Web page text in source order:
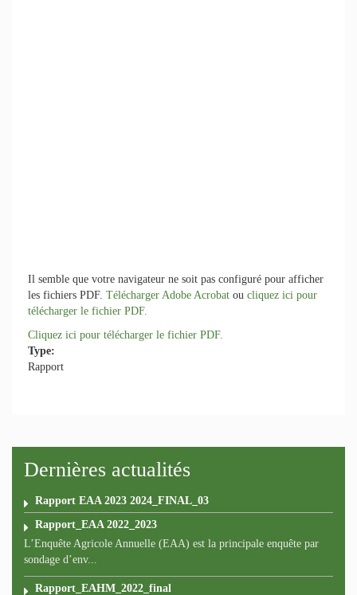
Il semble que votre navigateur ne soit pas configuré pour afficher
les fichiers PDF. Télécharger Adobe Acrobat ou cliquez ici pour
télécharger le fichier PDF.
Cliquez ici pour télécharger le fichier PDF.
Type:
Rapport
Dernières actualités
Rapport EAA 2023 2024_FINAL_03
Rapport_EAA 2022_2023
L’Enquête Agricole Annuelle (EAA) est la principale enquête par
sondage d’env...
Rapport_EAHM_2022_final